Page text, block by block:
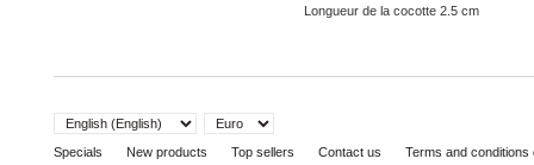
Longueur de la cocotte 2.5 cm
Specials New products Top sellers Contact us Terms and conditions